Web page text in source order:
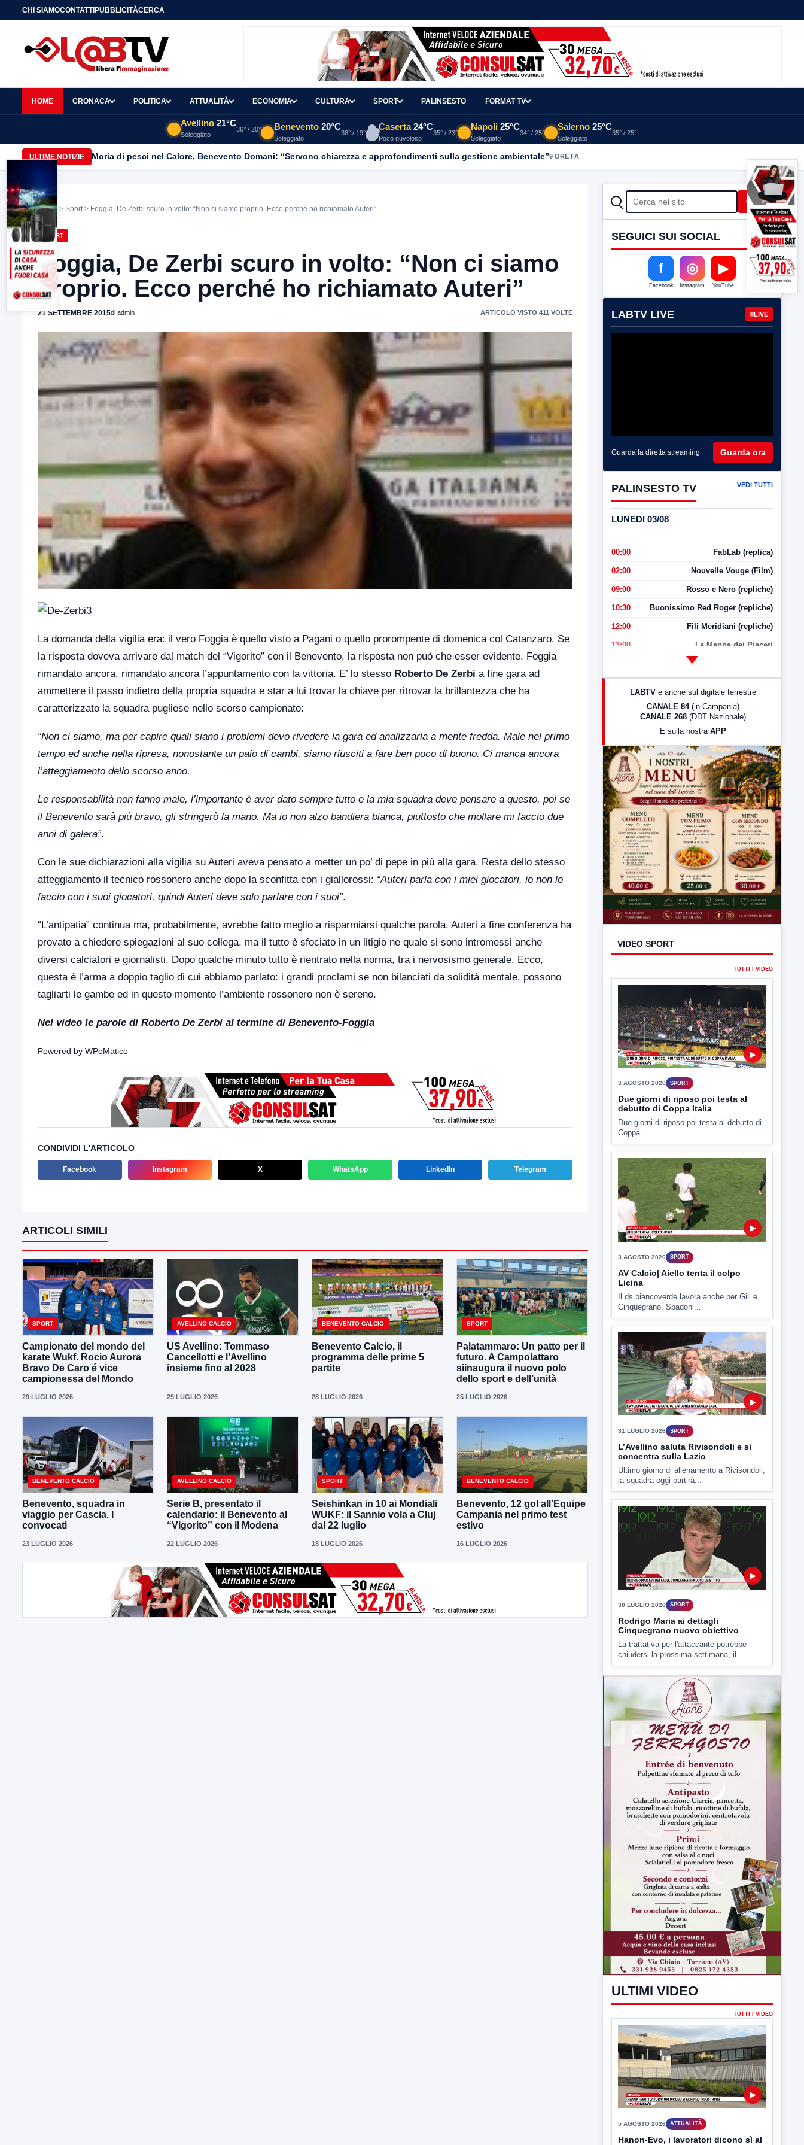
CHI SIAMOCONTATTIPUBBLICITÀCERCA
HOME CRONACA POLITICA ATTUALITÀ ECONOMIA CULTURA SPORT PALINSESTO FORMAT TV
Avellino 21°C
Soleggiato
36° / 20° Benevento 20°C
Soleggiato
38° / 19°
Caserta 24°C
Poco nuvoloso
35° / 23°
Napoli 25°C
Soleggiato
34° / 25°
Salerno 25°C
Soleggiato
35° / 25°
ULTIME NOTIZIE Moria di pesci nel Calore, Benevento Domani: “Servono chiarezza e approfondimenti sulla gestione ambientale”9 ORE FA
Home > Sport> Foggia, De Zerbi scuro in volto: “Non ci siamo proprio. Ecco perché ho richiamato Auteri”
SPORT
Foggia, De Zerbi scuro in volto: “Non ci siamo
proprio. Ecco perché ho richiamato Auteri”
21 SETTEMBRE 2015di admin ARTICOLO VISTO 411 VOLTE
La domanda della vigilia era: il vero Foggia è quello visto a Pagani o quello prorompente di domenica col Catanzaro. Se
la risposta doveva arrivare dal match del “Vigorito” con il Benevento, la risposta non può che esser evidente. Foggia
rimandato ancora, rimandato ancora l’appuntamento con la vittoria. E’ lo stesso Roberto De Zerbi a fine gara ad
ammettere il passo indietro della propria squadra e star a lui trovar la chiave per ritrovar la brillantezza che ha
caratterizzato la squadra pugliese nello scorso campionato:
“Non ci siamo, ma per capire quali siano i problemi devo rivedere la gara ed analizzarla a mente fredda. Male nel primo
tempo ed anche nella ripresa, nonostante un paio di cambi, siamo riusciti a fare ben poco di buono. Ci manca ancora
l’atteggiamento dello scorso anno.
Le responsabilità non fanno male, l’importante è aver dato sempre tutto e la mia squadra deve pensare a questo, poi se
il Benevento sarà più bravo, gli stringerò la mano. Ma io non alzo bandiera bianca, piuttosto che mollare mi faccio due
anni di galera”.
Con le sue dichiarazioni alla vigilia su Auteri aveva pensato a metter un po’ di pepe in più alla gara. Resta dello stesso
atteggiamento il tecnico rossonero anche dopo la sconfitta con i giallorossi: “Auteri parla con i miei giocatori, io non lo
faccio con i suoi giocatori, quindi Auteri deve solo parlare con i suoi”.
“L’antipatia” continua ma, probabilmente, avrebbe fatto meglio a risparmiarsi qualche parola. Auteri a fine conferenza ha
provato a chiedere spiegazioni al suo collega, ma il tutto è sfociato in un litigio ne quale si sono intromessi anche
diversi calciatori e giornalisti. Dopo qualche minuto tutto è rientrato nella norma, tra i nervosismo generale. Ecco,
questa è l’arma a doppio taglio di cui abbiamo parlato: i grandi proclami se non bilanciati da solidità mentale, possono
tagliarti le gambe ed in questo momento l’ambiente rossonero non è sereno.
Nel video le parole di Roberto De Zerbi al termine di Benevento-Foggia
Powered by WPeMatico
CONDIVIDI L'ARTICOLO
Facebook Instagram X WhatsApp LinkedIn Telegram
ARTICOLI SIMILI
SPORT
Campionato del mondo del
karate Wukf. Rocio Aurora
Bravo De Caro é vice
campionessa del Mondo
29 LUGLIO 2026
AVELLINO CALCIO
US Avellino: Tommaso
Cancellotti e l’Avellino
insieme fino al 2028
29 LUGLIO 2026
BENEVENTO CALCIO
Benevento Calcio, il
programma delle prime 5
partite
28 LUGLIO 2026
SPORT
Palatammaro: Un patto per il
futuro. A Campolattaro
siinaugura il nuovo polo
dello sport e dell’unità
25 LUGLIO 2026
BENEVENTO CALCIO
Benevento, squadra in
viaggio per Cascia. I
convocati
23 LUGLIO 2026
AVELLINO CALCIO
Serie B, presentato il
calendario: il Benevento al
“Vigorito” con il Modena
22 LUGLIO 2026
SPORT
Seishinkan in 10 ai Mondiali
WUKF: il Sannio vola a Cluj
dal 22 luglio
18 LUGLIO 2026
BENEVENTO CALCIO
Benevento, 12 gol all’Equipe
Campania nel primo test
estivo
16 LUGLIO 2026
CERCA Cerca
SEGUICI SUI SOCIAL
f
Facebook
◎
Instagram
▶
YouTube
LABTV LIVE LIVE
Guarda la diretta streaming Guarda ora
PALINSESTO TV VEDI TUTTI
LUNEDI 03/08
00:00 FabLab (replica)
02:00 Nouvelle Vouge (Film)
09:00 Rosso e Nero (repliche)
10:30 Buonissimo Red Roger (repliche)
12:00 Fili Meridiani (repliche)
13:00 La Mappa dei Piaceri
LabNews (Diretta)
23:00 LabNews (replica)
LABTV e anche sul digitale terrestre
CANALE 84 (in Campania)
CANALE 268 (DDT Nazionale)
E sulla nostra APP
VIDEO SPORT
TUTTI I VIDEO
▶
3 AGOSTO 2026 SPORT
Due giorni di riposo poi testa al
debutto di Coppa Italia
Due giorni di riposo poi testa al debutto di
Coppa...
▶
3 AGOSTO 2026 SPORT
AV Calcio| Aiello tenta il colpo
Licina
Il ds biancoverde lavora anche per Gill e
Cinquegrano. Spadoni...
▶
31 LUGLIO 2026 SPORT
L’Avellino saluta Rivisondoli e si
concentra sulla Lazio
Ultimo giorno di allenamento a Rivisondoli,
la squadra oggi partirà...
▶
30 LUGLIO 2026 SPORT
Rodrigo Maria ai dettagli
Cinquegrano nuovo obiettivo
La trattativa per l'attaccante potrebbe
chiudersi la prossima settimana, il...
ULTIMI VIDEO
TUTTI I VIDEO
▶
5 AGOSTO 2026 ATTUALITÀ
Hanon-Evo, i lavoratori dicono sì al
piano industriale
L'assemblea dei lavoratori Hanon questa
mattina a Contrada Olivola. Decisa...